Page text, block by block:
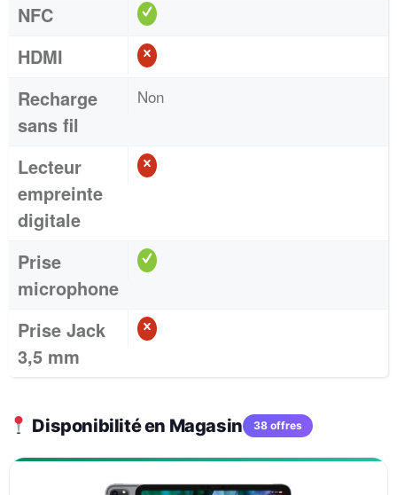
NFC
HDMI
Recharge
sans fil
Non
Lecteur
empreinte
digitale
Prise
microphone
Prise Jack
3,5 mm
Disponibilité en Magasin 38 offres